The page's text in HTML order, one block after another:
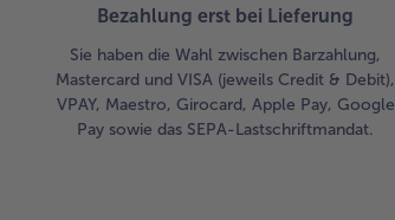
Bezahlung erst bei Lieferung
Sie haben die Wahl zwischen Barzahlung,
Mastercard und VISA (jeweils Credit & Debit),
VPAY, Maestro, Girocard, Apple Pay, Google
Pay sowie das SEPA-Lastschriftmandat.